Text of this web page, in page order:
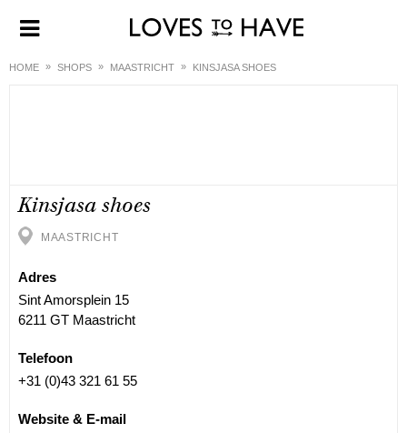
HOME SHOPS MAASTRICHT KINSJASA SHOES
Kinsjasa shoes
MAASTRICHT
Adres
Sint Amorsplein 15
6211 GT Maastricht
Telefoon
+31 (0)43 321 61 55
Website & E-mail